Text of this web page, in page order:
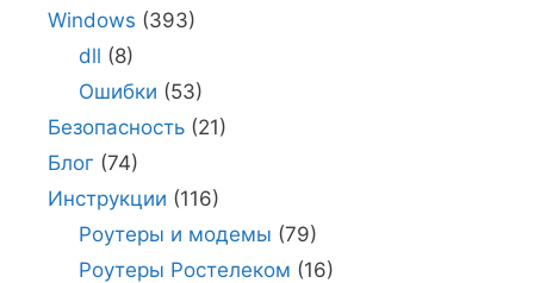
Windows (393)
dll (8)
Ошибки (53)
Безопасность (21)
Блог (74)
Инструкции (116)
Роутеры и модемы (79)
Роутеры Ростелеком (16)